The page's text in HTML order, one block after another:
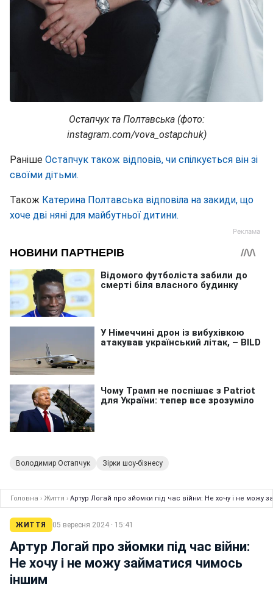
Остапчук та Полтавська (фото:
instagram.com/vova_ostapchuk)
Раніше Остапчук також відповів, чи спілкується він зі
своїми дітьми.
Також Катерина Полтавська відповіла на закиди, що
хоче дві няні для майбутньої дитини.
Володимир Остапчук Зірки шоу-бізнесу
Головна › Життя › Артур Логай про зйомки під час війни: Не хочу і не можу
ЖИТТЯ 05 вересня 2024 · 15:41
Артур Логай про зйомки під час війни:
Не хочу і не можу займатися чимось
іншим